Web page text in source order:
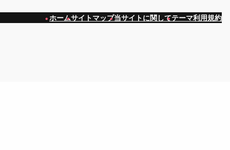
ホームサイトマップ当サイトに関してテーマ利用規約